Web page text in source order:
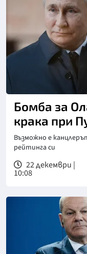
Бомба за
крака при
Възможно е
рейтинга си
22 декември |
10:08